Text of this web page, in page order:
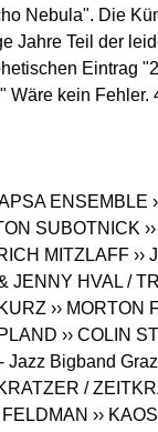
Nebula". Die
Jahre Teil der
Eintrag
Wäre kein Fehler.
ENSEMBLE
SUBOTNICK
MITZLAFF ››
JENNY HVAL /
›› MORTON
›› COLIN
- Jazz Bigband Graz
/
FELDMAN ››